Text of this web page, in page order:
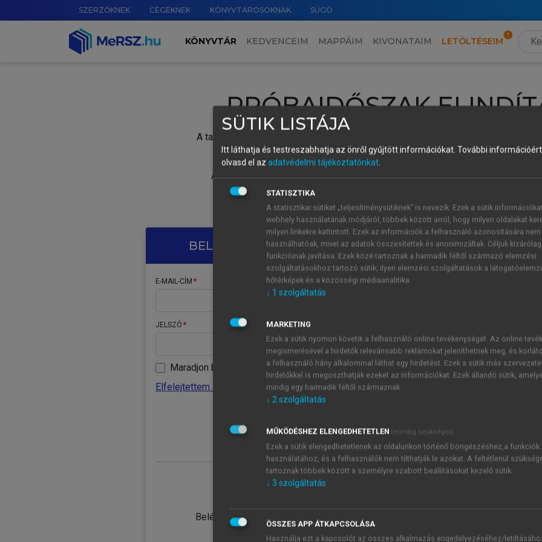
SZERZŐKNEK CÉGEKNEK KÖNYVTÁROSOKNAK SÚGÓ
KÖNYVTÁR KEDVENCEIM MAPPÁIM KIVONATAIM LETÖLTÉSEIM
PRÓBAIDŐSZAK
A tartalom megtekintéséhez lépj be a saját fiókoddal, iskolai azonosítóddal vagy
Új felhasználóként1 óra díjmentes hozzáférésrevagy
A próbaidőszak elindításához,
vagy hozz
A regisztráció után a
BELÉPÉS SAJÁT FIÓKKAL
E-MAIL-CÍM
JELSZÓ
Maradjon belépve
Elfelejtettem a jelszavamat
Belépés intézményi azonosítóval
ÚJ FIÓK
1 óra
JELSZÓ
Kérek értesítést a MeRSZ
Kérek értesítést az
SÜTIK LISTÁJA
Itt láthatja és testreszabhatja az önről gyűjtött információkat. További
olvasd el az adatvédelmi tájékoztatónkat.
STATISZTIKA
A statisztikai sütiket „teljesítménysütiknek” is nevezik. Ezek a sütik
webhely használatának módjáról, többek között arról, hogy milyen oldalakat
milyen linkekre kattintott. Ezek az információk a felhasználó azonosítására nem
használhatóak, mivel az adatok összesítettek és anonimizáltak. Céljuk
funkcióinak javítása. Ezek közé tartoznak a harmadik féltől származó elemzési
szolgáltatásokhoz tartozó sütik; ilyen elemzési szolgáltatások a
hőtérképek és a közösségi médiaanalitika.
↓ 1 szolgáltatás
MARKETING
Ezek a sütik nyomon követik a felhasználó online tevékenységét. Az online
megismerésével a hirdetők relevánsabb reklámokat jeleníthetnek meg, és
a felhasználó hány alkalommal láthat egy hirdetést. Ezek a sütik más
hirdetőkkel is megoszthatják ezeket az információkat. Ezek állandó sütik,
mindig egy harmadik féltől származnak.
↓ 2szolgáltatás
MŰKÖDÉSHEZ ELENGEDHETETLEN (mindig szükséges)
Ezek a sütik elengedhetetlenek az oldalunkon történő böngészéshez,a funkciók
használatához, és a felhasználók nem tilthatják le azokat. A feltétlenül
tartoznak többek között a személyre szabott beállításokat kezelő sütik.
↓ 3 szolgáltatás
ÖSSZES APP ÁTKAPCSOLÁSA
Használja ezt a kapcsolót az összes alkalmazás engedélyezéséhez/